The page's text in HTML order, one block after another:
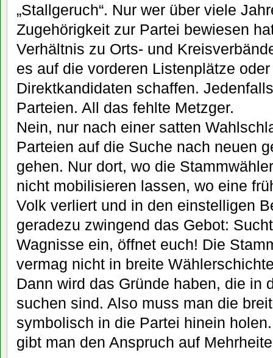
„Stallgeruch“. Nur wer über viele
Zugehörigkeit zur Partei bewiesen
Verhältnis zu Orts- und
es auf die vorderen Listenplätze
Direktkandidaten schaffen.
Parteien. All das fehlte Metzger.
Nein, nur nach einer satten
Parteien auf die Suche nach neuen
gehen. Nur dort, wo die
nicht mobilisieren lassen, wo eine
Volk verliert und in den einstelligen
geradezu zwingend das Gebot:
Wagnisse ein, öffnet euch! Die
vermag nicht in breite
Dann wird das Gründe haben, die in
suchen sind. Also muss man die
symbolisch in die Partei hinein
gibt man den Anspruch auf